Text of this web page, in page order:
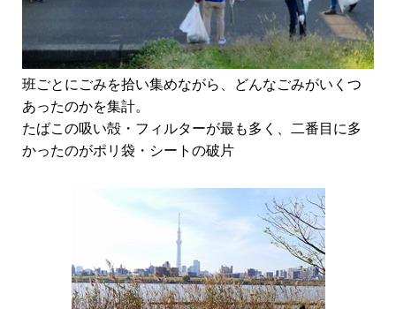
班ごとにごみを拾い集めながら、どんなごみがいくつ
あったのかを集計。
たばこの吸い殻・フィルターが最も多く、二番目に多
かったのがポリ袋・シートの破片